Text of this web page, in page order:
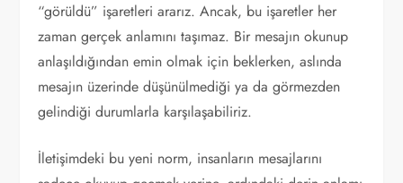
“görüldü” işaretleri ararız. Ancak, bu işaretler her
zaman gerçek anlamını taşımaz. Bir mesajın okunup
anlaşıldığından emin olmak için beklerken, aslında
mesajın üzerinde düşünülmediği ya da görmezden
gelindiği durumlarla karşılaşabiliriz.
İletişimdeki bu yeni norm, insanların mesajlarını